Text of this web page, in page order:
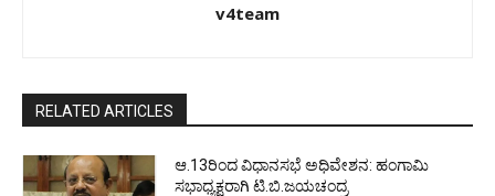
v4team
RELATED ARTICLES
ಆ.13ರಿಂದ ವಿಧಾನಸಭೆ ಅಧಿವೇಶನ: ಹಂಗಾಮಿ
ಸಭಾಧ್ಯಕ್ಷರಾಗಿ ಟಿ.ಬಿ.ಜಯಚಂದ್ರ